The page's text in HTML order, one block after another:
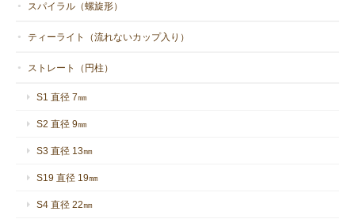
スパイラル（螺旋形）
ティーライト（流れないカップ入り）
ストレート（円柱）
S1 直径 7㎜
S2 直径 9㎜
S3 直径 13㎜
S19 直径 19㎜
S4 直径 22㎜